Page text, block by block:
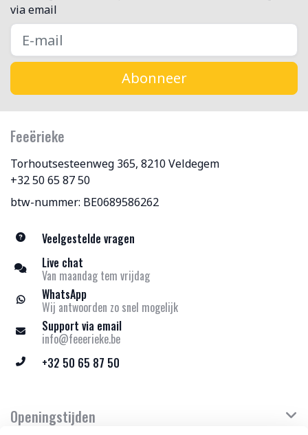
via email
Abonneer
Feeërieke
Torhoutsesteenweg 365, 8210 Veldegem
+32 50 65 87 50
btw-nummer: BE0689586262
Veelgestelde vragen
Live chat
Van maandag tem vrijdag
WhatsApp
Wij antwoorden zo snel mogelijk
Support via email
info@feeerieke.be
+32 50 65 87 50
Openingstijden